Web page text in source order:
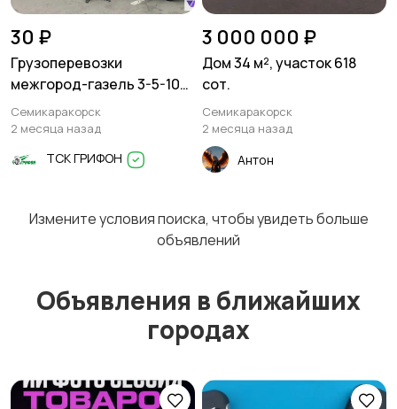
30 ₽
Грузоперевозки
межгород-газель 3-5-10
тонн
Семикаракорск
2 месяца назад
ТСК ГРИФОН
3 000 000 ₽
Дом 34 м², участок 618
сот.
Семикаракорск
2 месяца назад
Антон
Измените условия поиска, чтобы увидеть больше
объявлений
Объявления в ближайших
городах